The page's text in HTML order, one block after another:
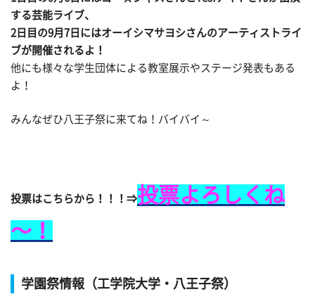
する芸能ライブ、
2日目の9月7日にはオーイシマサヨシさんのアーティストライ
ブが開催されるよ！
他にも様々な学生団体による教室展示やステージ発表もある
よ！
みんなぜひ八王子祭に来てね！バイバイ～
投票はこちらから！！！⇒投票よろしくね
～！
学園祭情報（工学院大学・八王子祭）